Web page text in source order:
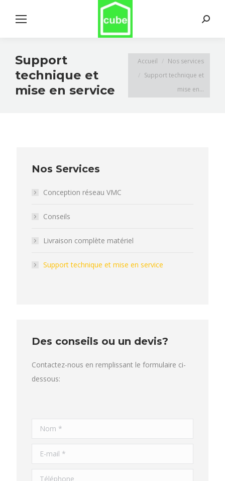
Search:
Support
technique et
mise en service
Vous êtes ici :
Accueil
Nos services
Support technique et
mise en…
Nos Services
Conception réseau VMC
Conseils
Livraison complète matériel
Support technique et mise en service
Des conseils ou un devis?
Contactez-nous en remplissant le formulaire ci-
dessous:
Nom *
E-mail *
Téléphone